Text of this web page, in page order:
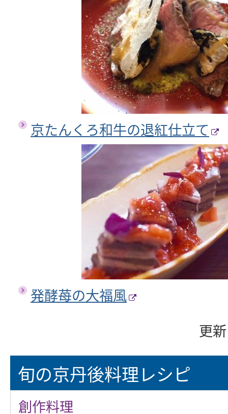
京たんくろ和牛の退紅仕立て
発酵苺の大福風
更
旬の京丹後料理レシピ
創作料理